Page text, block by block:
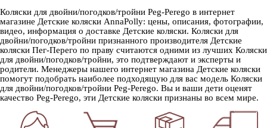
Коляски для двойни/погодков/тройни Peg-Perego в интернет
магазине Детские коляски AnnaPolly: цены, описания, фотографии,
видео, информация о доставке Детские коляски. Коляски для
двойни/погодков/тройни признанного производителя Детские
коляски Пег-Перего по праву считаются одними из лучших Коляски
для двойни/погодков/тройни, это подтверждают и эксперты и
родители. Менеджеры нашего интернет магазина Детские коляски
помогут подобрать наиболее подходящую для вас модель Коляски
для двойни/погодков/тройни Peg-Perego. Вы и ваши дети оценят
качество Peg-Perego, эти Детские коляски признаны во всем мире.